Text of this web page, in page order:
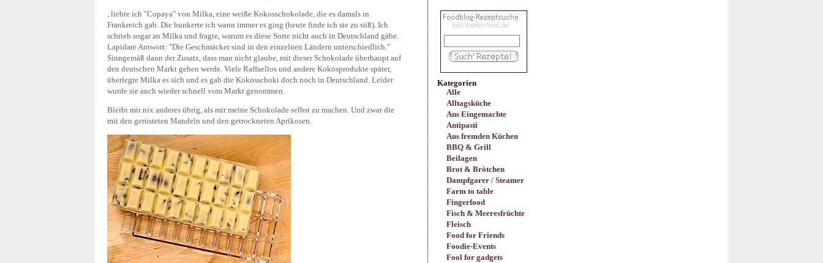
Kategorien
Alle
Alltagsküche
Ans Eingemachte
Antipasti
Aus fremden Küchen
BBQ & Grill
Beilagen
Brot & Brötchen
Dampfgarer / Steamer
Farm to table
Fingerfood
Fisch & Meeresfrüchte
Fleisch
Food for Friends
Foodie-Events
Fool for gadgets
, liebte ich "Copaya" von Milka, eine weiße Kokosschokolade, die es damals in
Frankreich gab. Die bunkerte ich wann immer es ging (heute finde ich sie zu süß). Ich
schrieb sogar an Milka und fragte, warum es diese Sorte nicht auch in Deutschland gäbe.
Lapidare Antwort: "Die Geschmäcker sind in den einzelnen Ländern unterschiedlich."
Sinngemäß dann der Zusatz, dass man nicht glaube, mit dieser Schokolade überhaupt auf
den deutschen Markt gehen werde. Viele Raffaellos und andere Kokosprodukte später,
überlegte Milka es sich und es gab die Kokosschoki doch noch in Deutschland. Leider
wurde sie auch wieder schnell vom Markt genommen.
Bleibt mir nix anderes übrig, als mir meine Schokolade selbst zu machen. Und zwar die
mit den gerösteten Mandeln und den getrockneten Aprikosen.